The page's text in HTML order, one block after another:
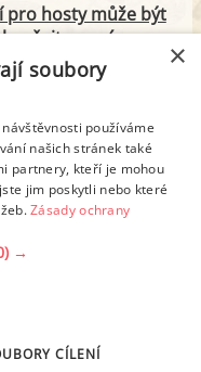
pro hosty může být
nové
dort
podklad plný
ÚDAJŮ
×
soubory
používáme
našich stránek také
partnery, kteří je mohou
jim poskytli nebo které
Zásady ochrany
→
CÍLENÍ